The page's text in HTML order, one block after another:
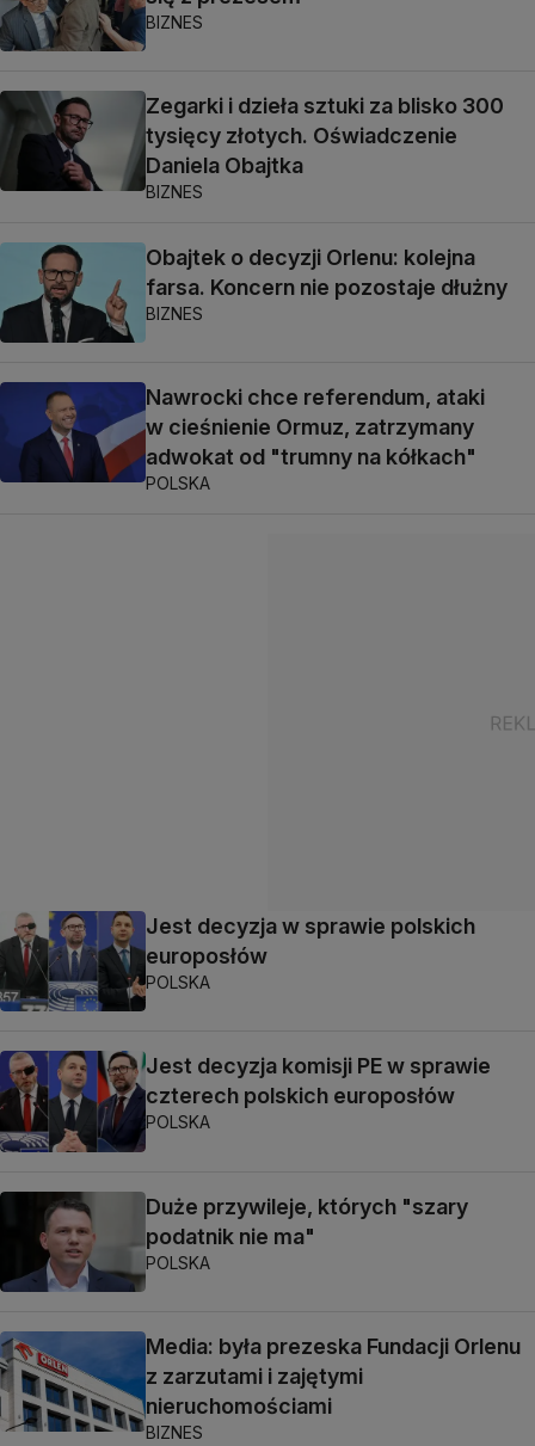
BIZNES
Zegarki i dzieła sztuki za blisko 300
tysięcy złotych. Oświadczenie
Daniela Obajtka
BIZNES
Obajtek o decyzji Orlenu: kolejna
farsa. Koncern nie pozostaje dłużny
BIZNES
Nawrocki chce referendum, ataki
w cieśnienie Ormuz, zatrzymany
adwokat od "trumny na kółkach"
POLSKA
Jest decyzja w sprawie polskich
europosłów
POLSKA
Jest decyzja komisji PE w sprawie
czterech polskich europosłów
POLSKA
Duże przywileje, których "szary
podatnik nie ma"
POLSKA
Media: była prezeska Fundacji Orlenu
z zarzutami i zajętymi
nieruchomościami
BIZNES